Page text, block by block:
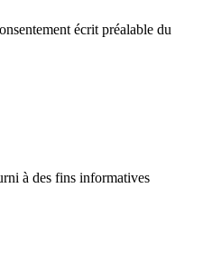
écrit préalable du
à des fins informatives